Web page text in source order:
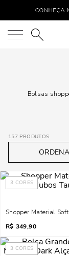
O que você está
Bolsas
157 PRODUTOS
3 CORES
Shopper Material
R$ 349,90
3 CORES